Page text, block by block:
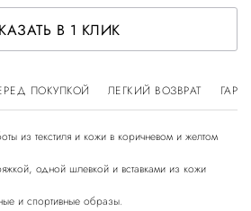
В 1 КЛИК
ПОКУПКОЙ ЛЕГКИЙ ВОЗВРАТ
из текстиля и кожи в коричневом и желтом
одной шлевкой и вставками из кожи
и спортивные образы.